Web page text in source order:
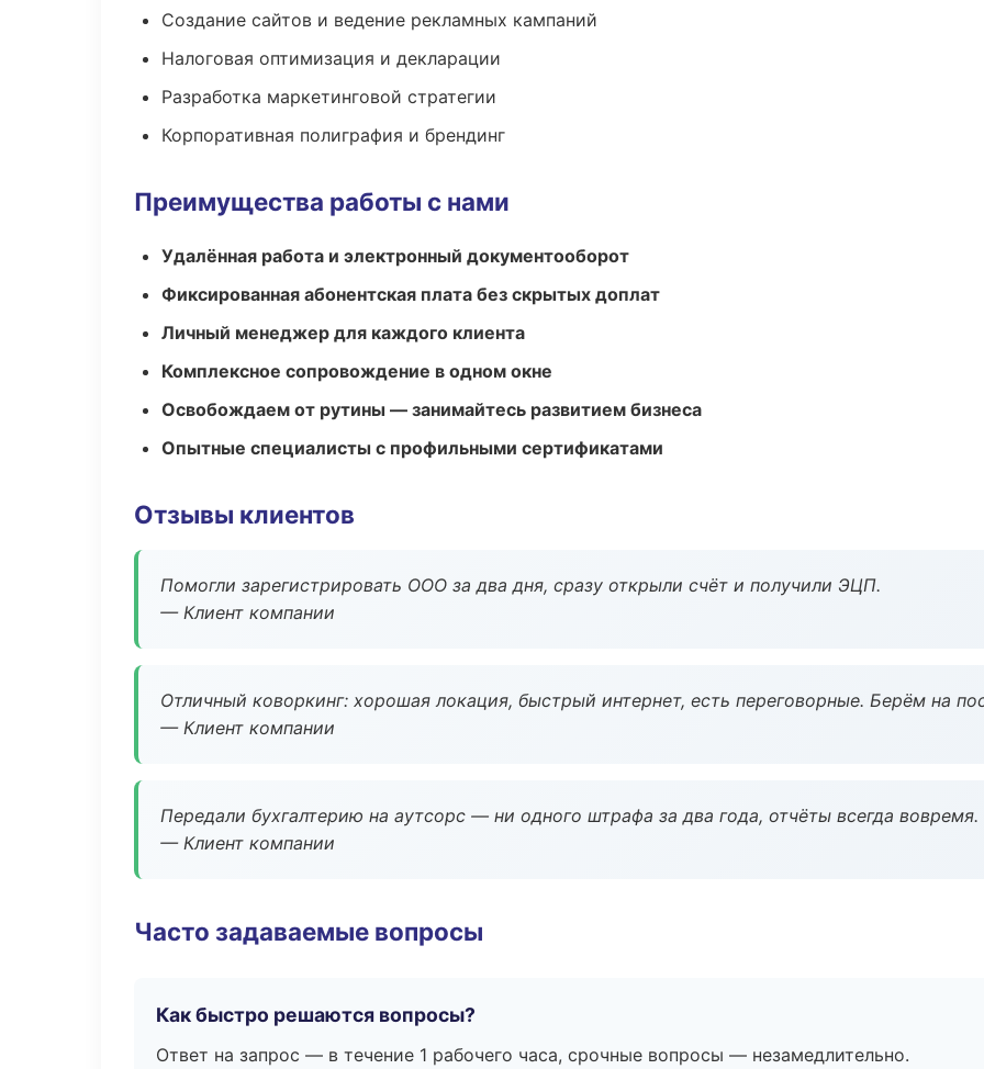
Создание сайтов и ведение рекламных кампаний
Налоговая оптимизация и декларации
Разработка маркетинговой стратегии
Корпоративная полиграфия и брендинг
Преимущества работы с нами
Удалённая работа и электронный документооборот
Фиксированная абонентская плата без скрытых доплат
Личный менеджер для каждого клиента
Комплексное сопровождение в одном окне
Освобождаем от рутины — занимайтесь развитием бизнеса
Опытные специалисты с профильными сертификатами
Отзывы клиентов
Помогли зарегистрировать ООО за два дня, сразу открыли счёт и получили ЭЦП.
— Клиент компании
Отличный коворкинг: хорошая локация, быстрый интернет, есть переговорные. Берём на
— Клиент компании
Передали бухгалтерию на аутсорс — ни одного штрафа за два года, отчёты всегда вовремя.
— Клиент компании
Часто задаваемые вопросы
Как быстро решаются вопросы?
Ответ на запрос — в течение 1 рабочего часа, срочные вопросы — незамедлительно.